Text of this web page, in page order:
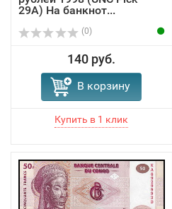
29А) На банкнот...
(0)
140 руб.
В корзину